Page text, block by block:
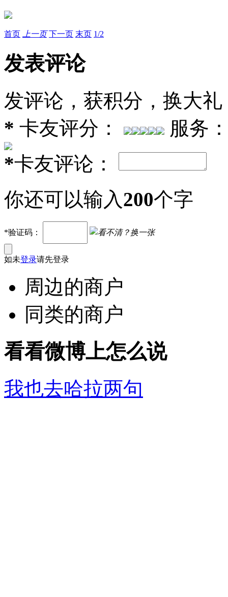
首页 上一页 下一页 末页 1/2
发表评论
发评论，获积分，换大礼
* 卡友评分：
服务
*卡友评论：
你还可以输入 200个字
*验证码： 看不清？换一张
如未登录请先登录
周边的商户
同类的商户
看看微博上怎么说
我也去哈拉两句